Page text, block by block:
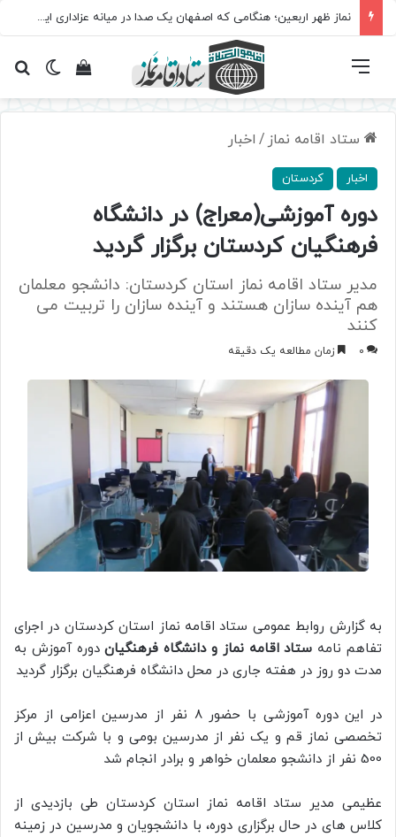
نماز ظهر اربعین؛ هنگامی که اصفهان یک صدا در میانه عزاداری ایستاد
تغییرمشاهده فهرست
ستاد اقامه نماز / اخبار
اخبار کردستان
دوره آموزشی(معراج) در دانشگاه
فرهنگیان کردستان برگزار گردید
مدیر ستاد اقامه نماز استان کردستان: دانشجو معلمان
هم آینده سازان هستند و آینده سازان را تربیت می
کنند
0 زمان مطالعه یک دقیقه
به گزارش روابط عمومی ستاد اقامه نماز استان کردستان در اجرای
تفاهم نامه ستاد اقامه نماز و دانشگاه فرهنگیاندوره آموزش به
مدت دو روز در هفته جاری در محل دانشگاه فرهنگیان برگزار گردید
در این دوره آموزشی با حضور 8 نفر از مدرسین اعزامی از مرکز
تخصصی نماز قم و یک نفر از مدرسین بومی و با شرکت بیش از
500 نفر از دانشجو معلمان خواهر و برادر انجام شد
عظیمی مدیر ستاد اقامه نماز استان کردستان طی بازدیدی از
کلاس های در حال برگزاری دوره، با دانشجویان و مدرسین در زمینه